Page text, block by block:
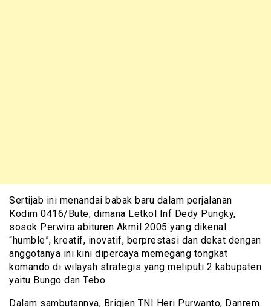
Sertijab ini menandai babak baru dalam perjalanan
Kodim 0416/Bute, dimana Letkol Inf Dedy Pungky,
sosok Perwira abituren Akmil 2005 yang dikenal
“humble”, kreatif, inovatif, berprestasi dan dekat dengan
anggotanya ini kini dipercaya memegang tongkat
komando di wilayah strategis yang meliputi 2 kabupaten
yaitu Bungo dan Tebo.
Dalam sambutannya, Brigjen TNI Heri Purwanto, Danrem